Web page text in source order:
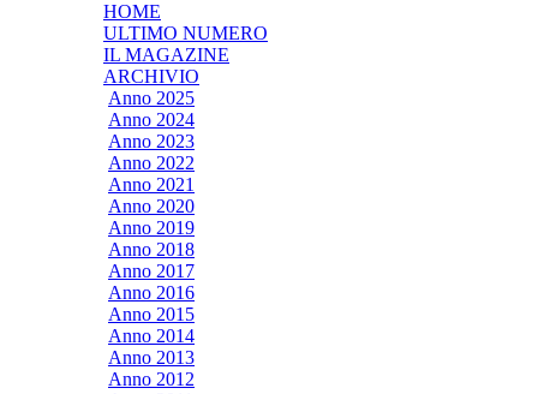
HOME
ULTIMO NUMERO
IL MAGAZINE
ARCHIVIO
Anno 2025
Anno 2024
Anno 2023
Anno 2022
Anno 2021
Anno 2020
Anno 2019
Anno 2018
Anno 2017
Anno 2016
Anno 2015
Anno 2014
Anno 2013
Anno 2012